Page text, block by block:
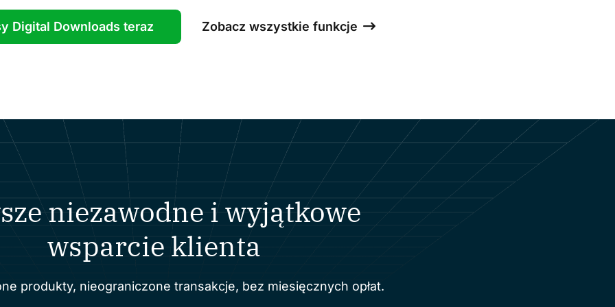
Digital Downloads teraz Zobacz wszystkie funkcje
niezawodne i wyjątkowe
wsparcie klienta
produkty, nieograniczone transakcje, bez miesięcznych opłat.